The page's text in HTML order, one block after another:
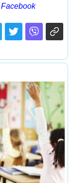
Facebook